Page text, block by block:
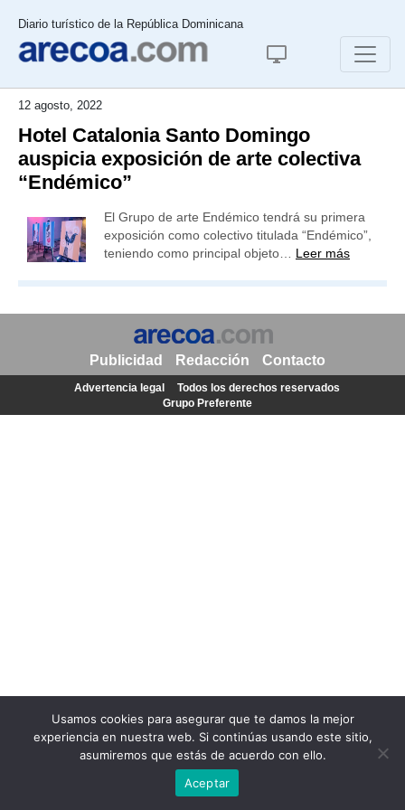
Diario turístico de la República Dominicana
12 agosto, 2022
Hotel Catalonia Santo Domingo
auspicia exposición de arte colectiva
“Endémico”
El Grupo de arte Endémico tendrá su primera
exposición como colectivo titulada “Endémico”,
teniendo como principal objeto… Leer más
Usamos cookies para asegurar que te damos la mejor
experiencia en nuestra web. Si continúas usando este sitio,
asumiremos que estás de acuerdo con ello.
Aceptar
Publicidad Redacción Contacto
Advertencia legal
Todos los derechos reservados
Grupo Preferente